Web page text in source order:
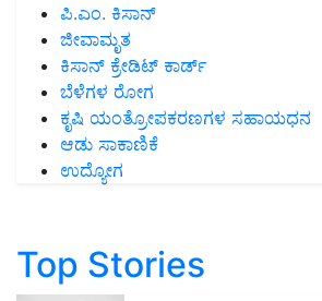
ಪಿ.ಎಂ. ಕಿಸಾನ್
ಜೀವಾಮೃತ
ಕಿಸಾನ್ ಕ್ರೇಡಿಟ್ ಕಾರ್ಡ್
ಬೆಳೆಗಳ ರೋಗ
ಕೃಷಿ ಯಂತ್ರೋಪಕರಣಗಳ ಸಹಾಯಧನ
ಆಡು ಸಾಕಾಣಿಕೆ
ಉದ್ಯೋಗ
Top Stories